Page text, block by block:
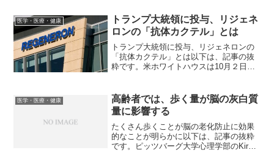
医学・医療・健康
トランプ大統領に投与、リジェネ
ロンの「抗体カクテル」とは
トランプ大統領に投与、リジェネロンの
「抗体カクテル」とは以下は、記事の抜
粋です。米ホワイトハウスは10月２日、
ェネロンの抗体治療薬８グラムを投与し
たことを明らかにした。...
医学・医療・健康
高齢者では、歩く量が脳の灰白質
量に影響する
たくさん歩くことが脳の老化防止に効果
的なことが明らかに以下は、記事の抜粋
です。ピッツバーグ大学心理学部のKirk